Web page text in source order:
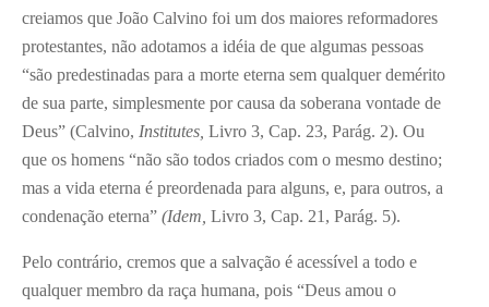
creiamos que João Calvino foi um dos maiores reformadores
protestantes, não adotamos a idéia de que algumas pessoas
“são predestinadas para a morte eterna sem qualquer demérito
de sua parte, simplesmente por causa da soberana vontade de
Deus” (Calvino, Institutes, Livro 3, Cap. 23, Parág. 2). Ou
que os homens “não são todos criados com o mesmo destino;
mas a vida eterna é preordenada para alguns, e, para outros, a
condenação eterna” (Idem, Livro 3, Cap. 21, Parág. 5).
Pelo contrário, cremos que a salvação é acessível a todo e
qualquer membro da raça humana, pois “Deus amou o